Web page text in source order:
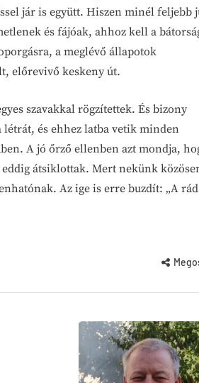
jár is együtt. Hiszen minél feljebb
és fájóak, ahhoz kell a
a meglévő állapotok
előrevivő keskeny út.
szavakkal rögzítettek. És bizony
és ehhez latba vetik minden
A jó őrző ellenben azt mondja,
átsiklottak. Mert nekünk
Az ige is erre buzdít: „A rád